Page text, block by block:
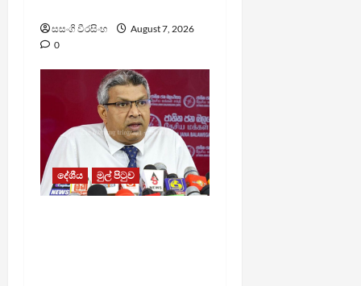
සසංගි වීරසිංහ
August 7, 2026
0
දේශීය මුල් පිටුව